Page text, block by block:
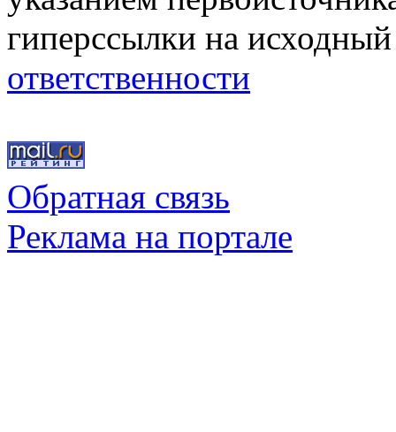
гиперссылки на
ответственности
Обратная связь
Реклама на портале